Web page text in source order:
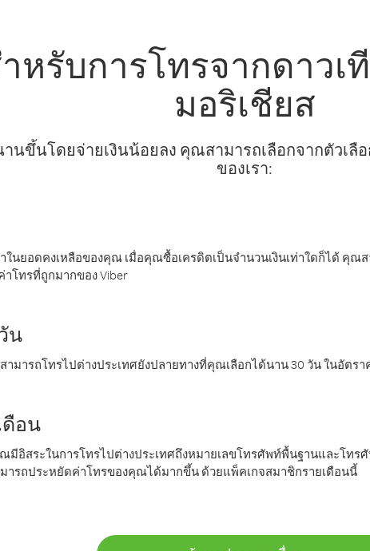
หรับการโทรจากดาวเ
มอริเชียส
นขึ้นโดยจ่ายเงินน้อยลง คุณสามารถเลือกจากตัวเ
ของเรา:
าในยอดคงเหลือของคุณ เมื่อคุณซื้อเครดิตเป็นจำนวนเงินเท่าใดก็ได้ คุ
โทรที่ถูกมากของ Viber
น
มารถโทรไปต่างประเทศยังปลายทางที่คุณเลือกได้นาน 30 วัน ในอัตร
ดือน
มีอิสระในการโทรไปต่างประเทศถึงหมายเลขโทรศัพท์พื้นฐานและโท
ารถประหยัดค่าโทรของคุณได้มากขึ้น ด้วยแพ็คเกจสมาชิกรายเดือนนี้